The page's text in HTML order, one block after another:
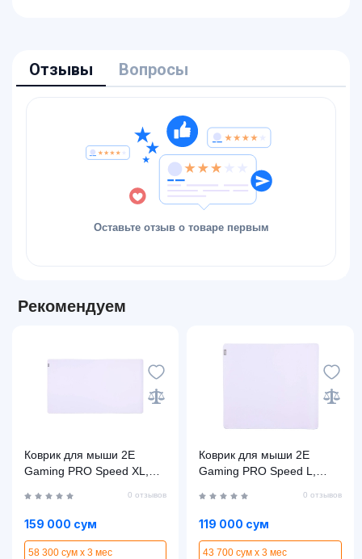
Отзывы Вопросы
Оставьте отзыв о товаре первым
Рекомендуем
Коврик для мыши 2E
Gaming PRO Speed XL,
0 отзывов
159 000 сум
58 300 сум x 3 мес
Коврик для мыши 2E
Gaming PRO Speed L,
0 отзывов
119 000 сум
43 700 сум x 3 мес